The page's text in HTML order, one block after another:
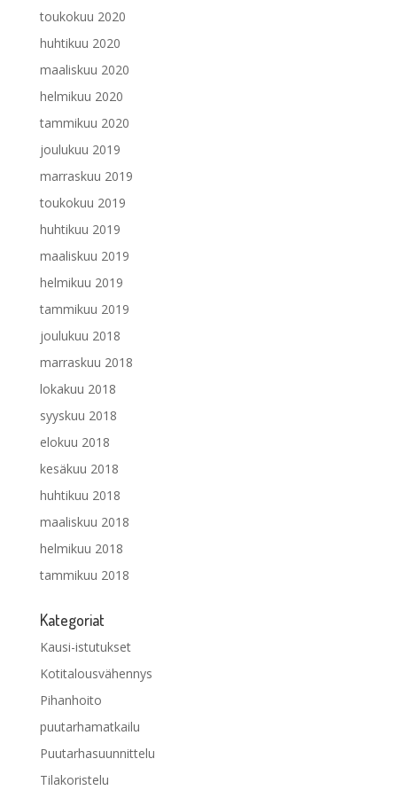
toukokuu 2020
huhtikuu 2020
maaliskuu 2020
helmikuu 2020
tammikuu 2020
joulukuu 2019
marraskuu 2019
toukokuu 2019
huhtikuu 2019
maaliskuu 2019
helmikuu 2019
tammikuu 2019
joulukuu 2018
marraskuu 2018
lokakuu 2018
syyskuu 2018
elokuu 2018
kesäkuu 2018
huhtikuu 2018
maaliskuu 2018
helmikuu 2018
tammikuu 2018
Kategoriat
Kausi-istutukset
Kotitalousvähennys
Pihanhoito
puutarhamatkailu
Puutarhasuunnittelu
Tilakoristelu